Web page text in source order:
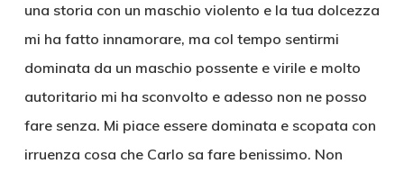
una storia con un maschio violento e la tua dolcezza
mi ha fatto innamorare, ma col tempo sentirmi
dominata da un maschio possente e virile e molto
autoritario mi ha sconvolto e adesso non ne posso
fare senza. Mi piace essere dominata e scopata con
irruenza cosa che Carlo sa fare benissimo. Non